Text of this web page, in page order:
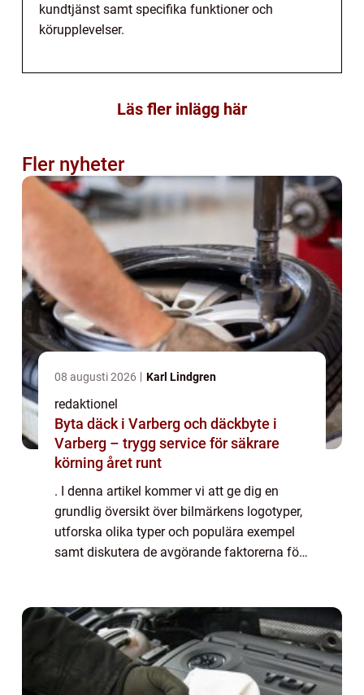
kundtjänst samt specifika funktioner och
körupplevelser.
Läs fler inlägg här
Fler nyheter
08 augusti 2026 Karl Lindgren
redaktionel
Byta däck i Varberg och däckbyte i
Varberg – trygg service för säkrare
körning året runt
. I denna artikel kommer vi att ge dig en
grundlig översikt över bilmärkens logotyper,
utforska olika typer och populära exempel
samt diskutera de avgörande faktorerna för